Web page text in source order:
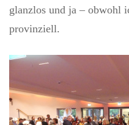
glanzlos und ja – obwohl
provinziell.